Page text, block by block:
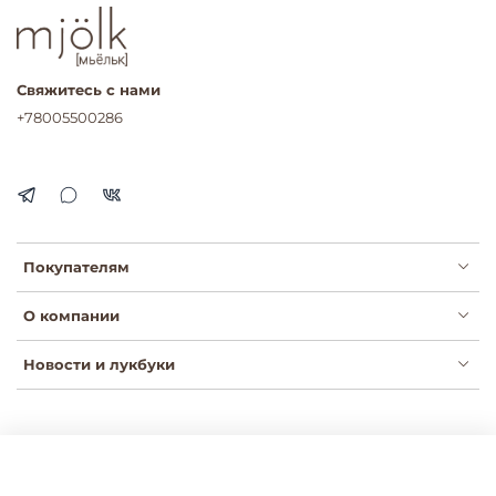
Покупателям
О компании
Новости и лукбуки
Свяжитесь с нами
+78005500286